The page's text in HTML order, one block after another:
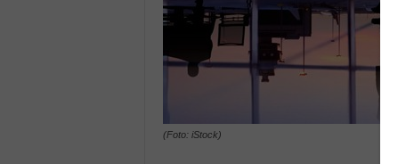
(Foto: iStock)